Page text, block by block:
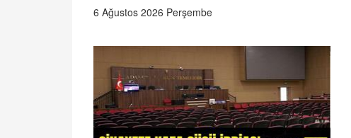
6 Ağustos 2026 Perşembe